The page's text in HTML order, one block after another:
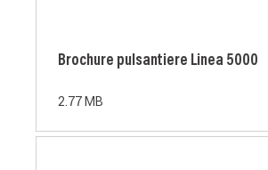
Brochure pulsantiere Linea 5000
2.77 MB